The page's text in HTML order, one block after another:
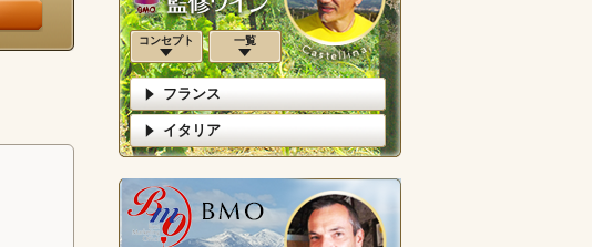
コンセプト 一覧
フランス
イタリア